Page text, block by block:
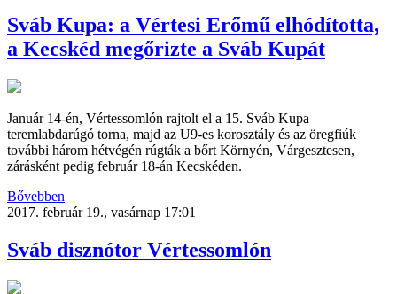
Sváb Kupa: a Vértesi Erőmű elhódította,
a Kecskéd megőrizte a Sváb Kupát
Január 14-én, Vértessomlón rajtolt el a 15. Sváb Kupa
teremlabdarúgó torna, majd az U9-es korosztály és az öregfiúk
további három hétvégén rúgták a bőrt Környén, Várgesztesen,
zárásként pedig február 18-án Kecskéden.
Bővebben
2017. február 19., vasárnap 17:01
Sváb disznótor Vértessomlón